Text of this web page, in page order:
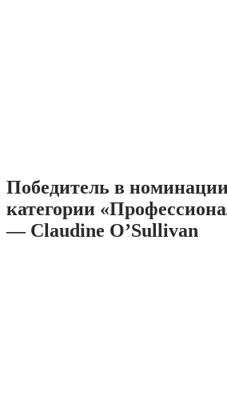
Победитель в
категории
— Claudine O’Sullivan